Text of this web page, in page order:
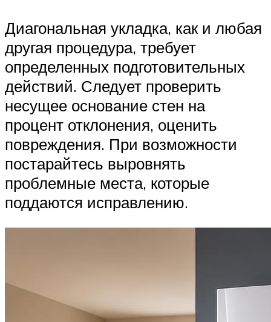
Диагональная укладка, как и любая
другая процедура, требует
определенных подготовительных
действий. Следует проверить
несущее основание стен на
процент отклонения, оценить
повреждения. При возможности
постарайтесь выровнять
проблемные места, которые
поддаются исправлению.